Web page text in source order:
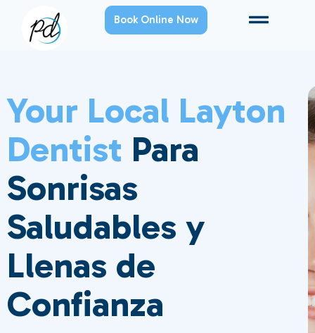
Book Online Now
Your Local Layton
Dentist Para
Sonrisas
Saludables y
Llenas de
Confianza